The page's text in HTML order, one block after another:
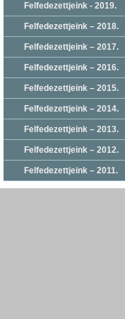
Felfedezettjeink - 2019.
Felfedezettjeink – 2018.
Felfedezettjeink – 2017.
Felfedezettjeink – 2016.
Felfedezettjeink – 2015.
Felfedezettjeink – 2014.
Felfedezettjeink – 2013.
Felfedezettjeink – 2012.
Felfedezettjeink – 2011.